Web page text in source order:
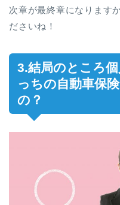
次章が最終章になります
ださいね！
3.結局のところ
っちの自動車保
の？